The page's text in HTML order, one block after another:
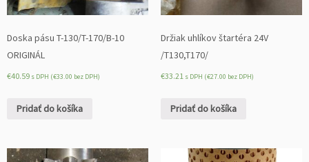
Doska pásu T-130/T-170/B-10
ORIGINÁL
€40.59 s DPH (€33.00 bez DPH)
Pridať do košíka
Držiak uhlíkov štartéra 24V
/T130,T170/
€33.21 s DPH (€27.00 bez DPH)
Pridať do košíka